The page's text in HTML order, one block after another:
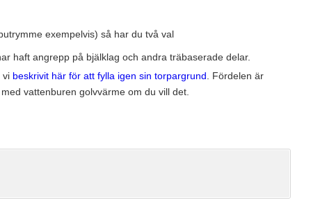
exempelvis) så har du två val
haft angrepp på bjälklag och andra träbaserade delar.
vi beskrivit här för att fylla igen sin torpargrund . Fördelen är
vattenburen golvvärme om du vill det.